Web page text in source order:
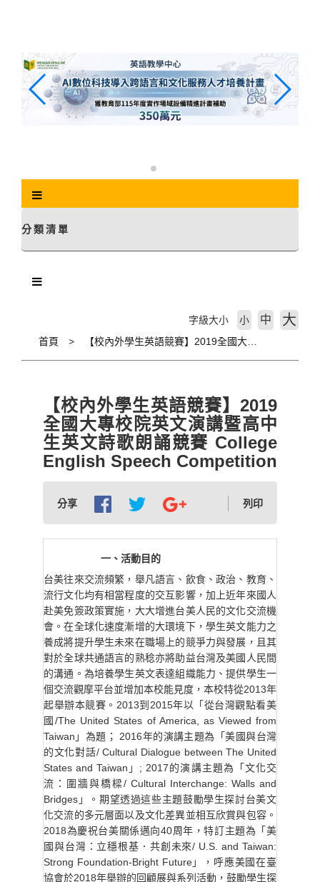
分類清單
首頁
字級大小 小 中 大
【校內外學生英語競賽】2019
全國大專校院英文演講暨高中
生英文詩歌朗誦競賽 College
English Speech Competition
分享 列印
一 、 活動目的
台美往來交流頻繁，舉凡語言、飲食、政治、教育、
流行文化均有相當程度的交互影響，加上近年來國人
赴美免簽政策實施，大大增進台美人民的文化交流機
會。在全球化速度漸增的大環境下，學生英文能力之
養成將提升學生未來在職場上的競爭力與發展，且其
對於全球共通語言的熟稔亦將助益台灣及美國人民間
的溝通。為培養學生英文表達組織能力、提供學生一
個交流觀摩平台並增加本校能見度，本校特從2013年
起舉辦本競賽。2013到2015年以「從台灣觀點看美
國/The United States of America, as Viewed from
Taiwan」為題； 2016年的演講主題為「美國與台灣
的文化對話/ Cultural Dialogue between The United
States and Taiwan」; 2017的演講主題為「文化交
流：圍牆與橋樑/ Cultural Interchange: Walls and
Bridges」。期望透過這些主題鼓勵學生探討台美文
化交流的多元層面以及文化差異並相互欣賞與包容。
2018為慶祝台美關係邁向40周年，特訂主題為「美
國與台灣：立穩根基．共創未來/ U.S. and Taiwan:
Strong Foundation-Bright Future」，呼應美國在臺
協會於2018年舉辦的回顧展與系列活動，鼓勵學生探